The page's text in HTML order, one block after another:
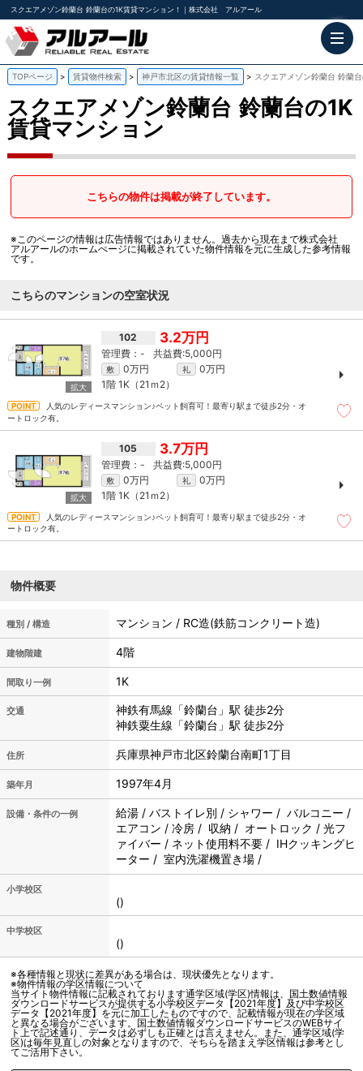
スクエアメゾン鈴蘭台 鈴蘭台の1K賃貸マンション！｜株式会社 アルアール
TOPページ 賃貸物件検索 神戸市北区の賃貸情報一覧 スクエアメゾン鈴蘭台 鈴蘭
スクエアメゾン鈴蘭台 鈴蘭台の1K
賃貸マンション
こちらの物件は掲載が終了しています。
※このページの情報は広告情報ではありません。過去から現在まで株式会社
アルアールのホームぺージに掲載されていた物件情報を元に生成した参考情報
です。
こちらのマンションの空室状況
102 3.2万円
- 5,000円
敷 0万円 礼
0万円
1階 1K（21ｍ 2）
人気のレディースマンション♪ペット飼育可！最寄り駅まで徒歩2分・オ
ートロック有。
105 3.7万円
- 5,000円
敷 0万円 礼
0万円
1階 1K（21ｍ 2）
人気のレディースマンション♪ペット飼育可！最寄り駅まで徒歩2分・オ
ートロック有。
物件概要
種別 / 構造 マンション / RC造(鉄筋コンクリート造)
建物階建 4階
間取り一例 1K
交通
神鉄有馬線「鈴蘭台」駅 徒歩2分
神鉄粟生線「鈴蘭台」駅 徒歩2分
住所 兵庫県神戸市北区鈴蘭台南町1丁目
築年月 1997年4月
設備・条件の一例
給湯 / バストイレ別 / シャワー / バルコニー /
エアコン / 冷房 / 収納 / オートロック / 光フ
ァイバー / ネット使用料不要 / IHクッキングヒ
ーター / 室内洗濯機置き場 /
小学校区
()
中学校区
()
※各種情報と現状に差異がある場合は、現状優先となります。
※物件情報の学区情報について
当サイト物件情報に記載されております通学区域(学区)情報は、国土数値情報
ダウンロードサービスが提供する小学校区データ【2021年度】及び中学校区
データ【2021年度】を元に加工したものですので、記載情報が現在の学区域
と異なる場合がございます。国土数値情報ダウンロードサービスのWEBサイ
ト上で記述通り、データは必ずしも正確とは言えません。また、通学区域(学
区)は毎年見直しの対象となりますので、そちらを踏まえ学区情報は参考とし
てご活用下さい。